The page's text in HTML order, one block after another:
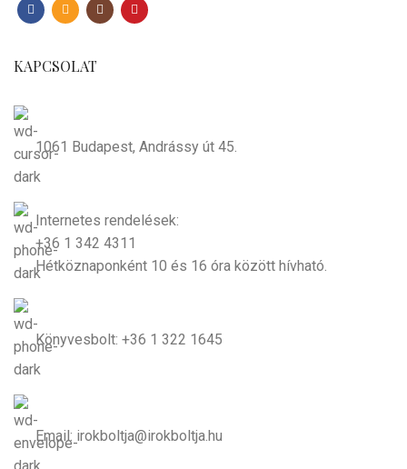
KAPCSOLAT
1061 Budapest, Andrássy út 45.
Internetes rendelések:
+36 1 342 4311
Hétköznaponként 10 és 16 óra között hívható.
Könyvesbolt: +36 1 322 1645
Email: irokboltja@irokboltja.hu